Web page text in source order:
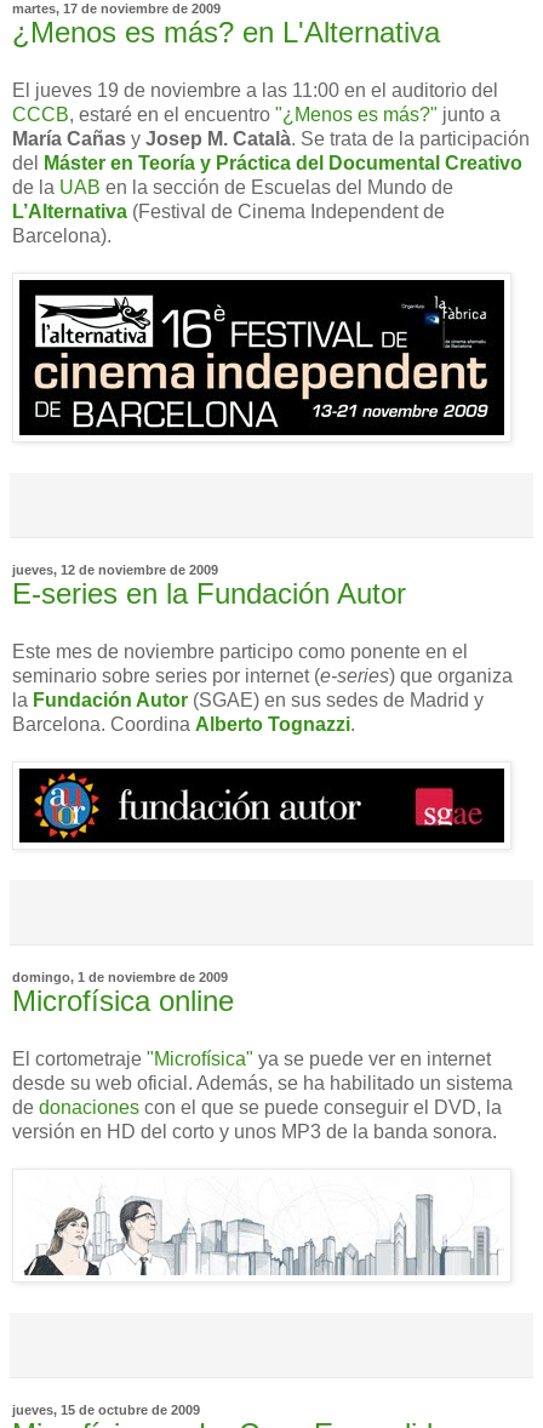
martes, 17 de noviembre de 2009
¿Menos es más? en L'Alternativa
El jueves 19 de noviembre a las 11:00 en el auditorio del
CCCB, estaré en el encuentro "¿Menos es más?" junto a
María Cañas y Josep M. Català. Se trata de la participación
del
Máster en Teoría y Práctica del Documental Creativo
de la UAB en la sección de Escuelas del Mundo de
L’Alternativa (Festival de Cinema Independent de
Barcelona).
jueves, 12 de noviembre de 2009
E-series en la Fundación Autor
Este mes de noviembre participo como ponente en el
seminario sobre series por internet (e-series) que organiza
la Fundación Autor (SGAE) en sus sedes de Madrid y
Barcelona. Coordina Alberto Tognazzi.
domingo, 1 de noviembre de 2009
Microfísica online
El cortometraje "Microfísica" ya se puede ver en internet
desde su web oficial. Además, se ha habilitado un sistema
de donaciones con el que se puede conseguir el DVD, la
versión en HD del corto y unos MP3 de la banda sonora.
jueves, 15 de octubre de 2009